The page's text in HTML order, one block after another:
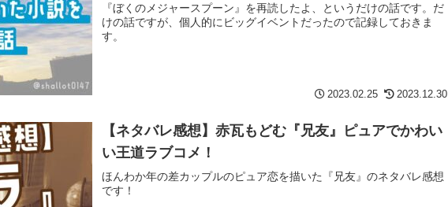
『ぼくのメジャースプーン』を再読したよ、というだけの話です。だ
けの話ですが、個人的にビッグイベントだったので記録しておきま
す。
2023.02.25 2023.12.30
【ネタバレ感想】赤瓦もどむ『兄友』ピュアでかわい
い王道ラブコメ！
ほんわか年の差カップルのピュア恋を描いた『兄友』のネタバレ感想
です！